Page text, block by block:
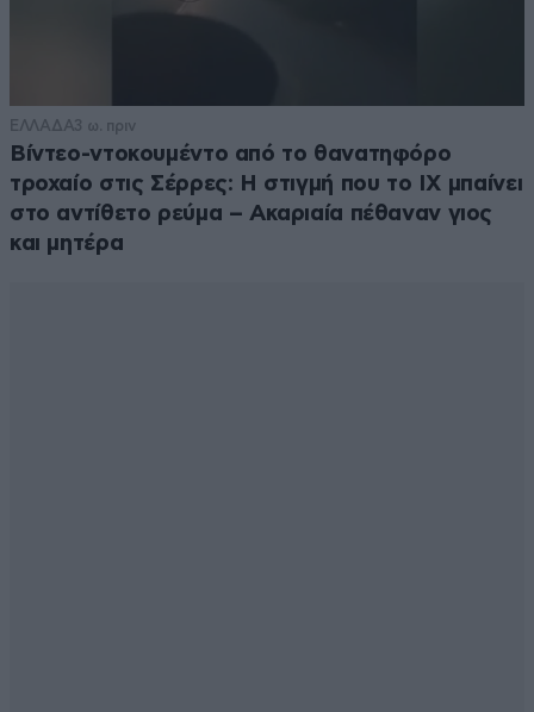
ΕΛΛΑΔΑ3 ω. πριν
Βίντεο-ντοκουμέντο από το θανατηφόρο
τροχαίο στις Σέρρες: Η στιγμή που το ΙΧ μπαίνει
στο αντίθετο ρεύμα – Ακαριαία πέθαναν γιος
και μητέρα